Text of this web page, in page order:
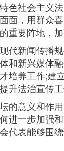
社会主义
，用群众
要阵地，加
新闻传播
新兴媒体
养工作;
法治宣传工
意义和作
一步加强
表能够围